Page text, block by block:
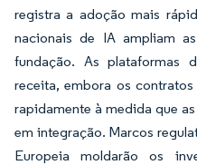
registra a adoção mais
nacionais de IA ampliam
fundação. As plataformas
receita, embora os
rapidamente à medida que
em integração. Marcos
Europeia moldarão os